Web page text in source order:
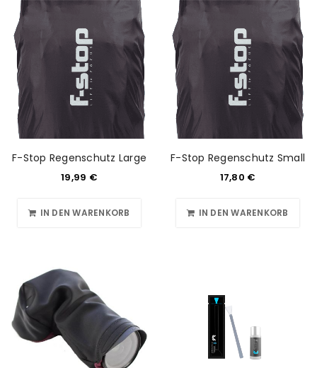
F-Stop Regenschutz Large
19,99 €
IN DEN WARENKORB
F-Stop Regenschutz Small
17,80 €
IN DEN WARENKORB